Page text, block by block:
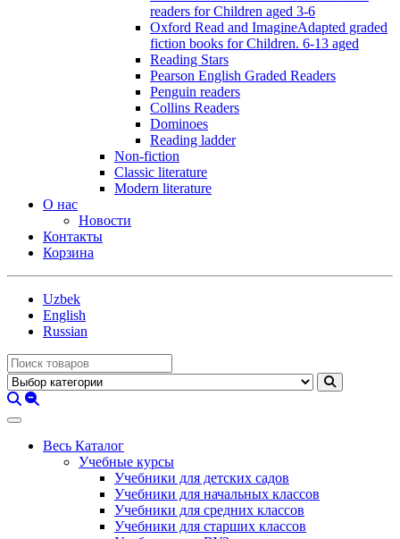
readers for Children aged 3-6
Oxford Read and ImagineAdapted graded
fiction books for Children. 6-13 aged
Reading Stars
Pearson English Graded Readers
Penguin readers
Collins Readers
Dominoes
Reading ladder
Non-fiction
Classic literature
Modern literature
О нас
Новости
Контакты
Корзина
Uzbek
English
Russian
Весь Каталог
Учебные курсы
Учебники для детских садов
Учебники для начальных классов
Учебники для средних классов
Учебники для старших классов